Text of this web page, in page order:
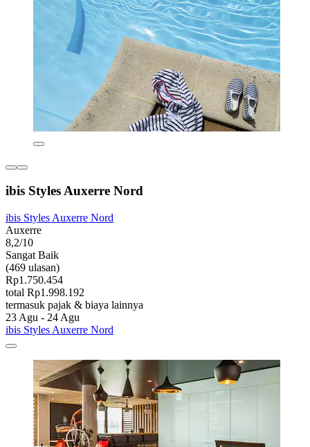
ibis Styles Auxerre Nord
ibis Styles Auxerre Nord
Auxerre
8,2/10
Sangat Baik
(469 ulasan)
Rp1.750.454
total Rp1.998.192
termasuk pajak & biaya lainnya
23 Agu - 24 Agu
ibis Styles Auxerre Nord